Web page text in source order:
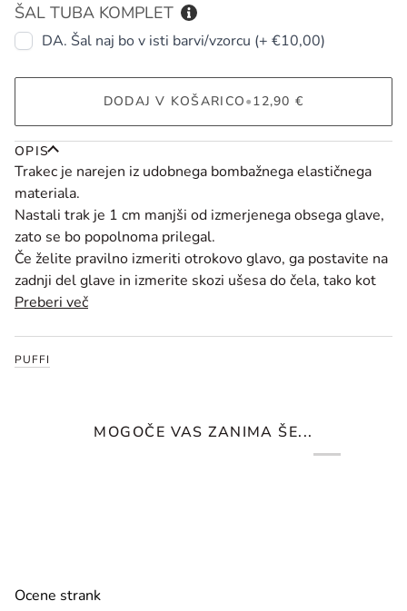
ŠAL TUBA KOMPLET
DA. Šal naj bo v isti barvi/vzorcu (+ €10,00)
DODAJ V KOŠARICO•12,90 €
OPIS
Trakec je narejen iz udobnega bombažnega elastičnega
materiala.
Nastali trak je 1 cm manjši od izmerjenega obsega glave,
zato se bo popolnoma prilegal.
Če želite pravilno izmeriti otrokovo glavo, ga postavite na
zadnji del glave in izmerite skozi ušesa do čela, tako kot
Preberi več
PUFFI
MOGOČE VAS ZANIMA ŠE...
Ocene strank